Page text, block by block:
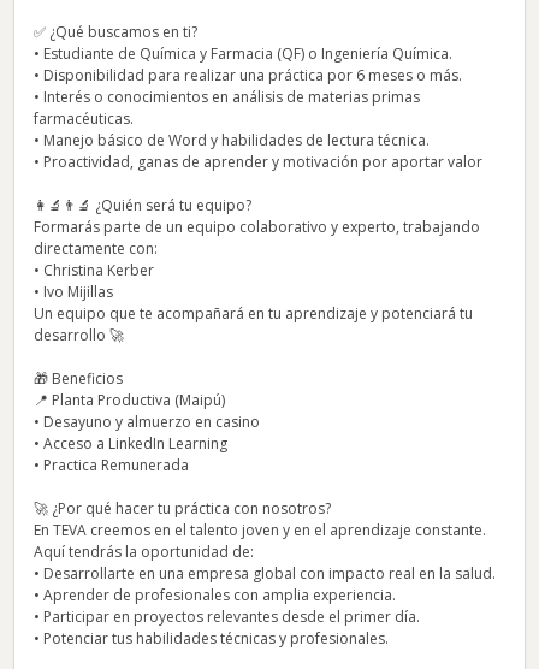
✅ ¿Qué buscamos en ti?
• Estudiante de Química y Farmacia (QF) o Ingeniería Química.
• Disponibilidad para realizar una práctica por 6 meses o más.
• Interés o conocimientos en análisis de materias primas
farmacéuticas.
• Manejo básico de Word y habilidades de lectura técnica.
• Proactividad, ganas de aprender y motivación por aportar valor
👩‍🔬👨‍🔬 ¿Quién será tu equipo?
Formarás parte de un equipo colaborativo y experto, trabajando
directamente con:
• Christina Kerber
• Ivo Mijillas
Un equipo que te acompañará en tu aprendizaje y potenciará tu
desarrollo 🚀
🎁 Beneficios
📍 Planta Productiva (Maipú)
• Desayuno y almuerzo en casino
• Acceso a LinkedIn Learning
• Practica Remunerada
🚀 ¿Por qué hacer tu práctica con nosotros?
En TEVA creemos en el talento joven y en el aprendizaje constante.
Aquí tendrás la oportunidad de:
• Desarrollarte en una empresa global con impacto real en la salud.
• Aprender de profesionales con amplia experiencia.
• Participar en proyectos relevantes desde el primer día.
• Potenciar tus habilidades técnicas y profesionales.